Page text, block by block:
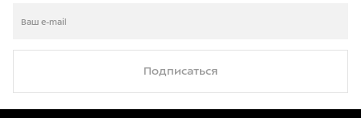
Подписаться